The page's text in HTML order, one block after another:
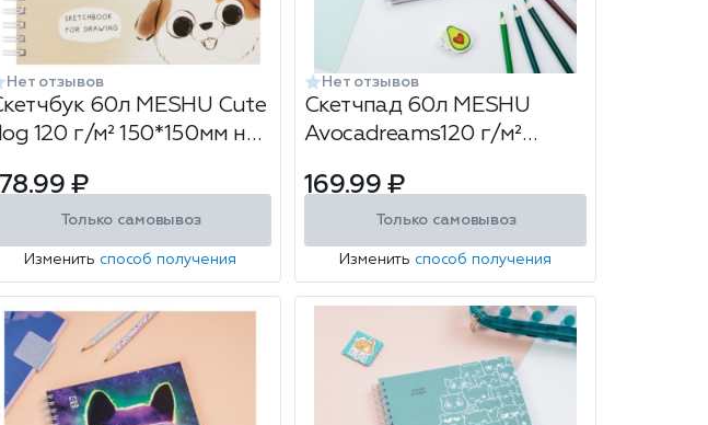
Нет отзывов
60л MESHU Cute
120 г/м² 150*150мм на
₽
Только самовывоз
Изменить способ получения
Нет отзывов
Скетчпад 60л MESHU
Avocadreams120 г/м²
169.99 ₽
Только самовывоз
Изменить способ получения